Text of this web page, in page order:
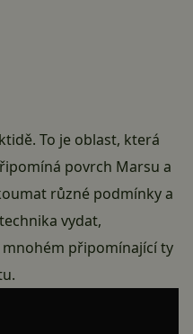
To je oblast, která
povrch Marsu a
různé podmínky a
vydat,
připomínající ty